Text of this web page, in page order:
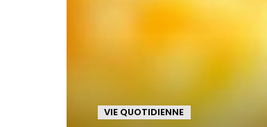
VIE QUOTIDIENNE